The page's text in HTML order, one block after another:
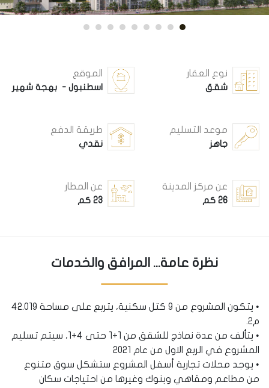
نوع العقار
شقق
الموقع
اسطنبول - بهجة شهير
موعد التسليم
جاهز
طريقة الدفع
نقدي
عن مركز المدينة
26 كم
عن المطار
23 كم
نظرة عامة... المرافق والخدمات
• يتكون المشروع من 9 كتل سكنية، يتربع على مساحة 42.019
م2.
• يتألف من عدة نماذج للشقق من 1+1 حتى 4+1، سيتم تسليم
المشروع في الربع الاول من عام 2021
• يوجد محلات تجارية أسفل المشروع ستشكل سوق متنوع
من مطاعم ومقاهي وبنوك وغيرها من احتياجات سكان